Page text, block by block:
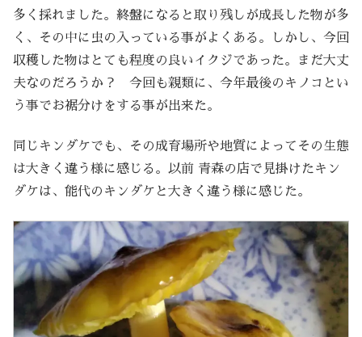
多く採れました。終盤になると取り残しが成長した物が多
く、その中に虫の入っている事がよくある。しかし、今回
収穫した物はとても程度の良いイクジであった。まだ大丈
夫なのだろうか？ 今回も親類に、今年最後のキノコとい
う事でお裾分けをする事が出来た。
同じキンダケでも、その成育場所や地質によってその生態
は大きく違う様に感じる。以前 青森の店で見掛けたキン
ダケは、能代のキンダケと大きく違う様に感じた。